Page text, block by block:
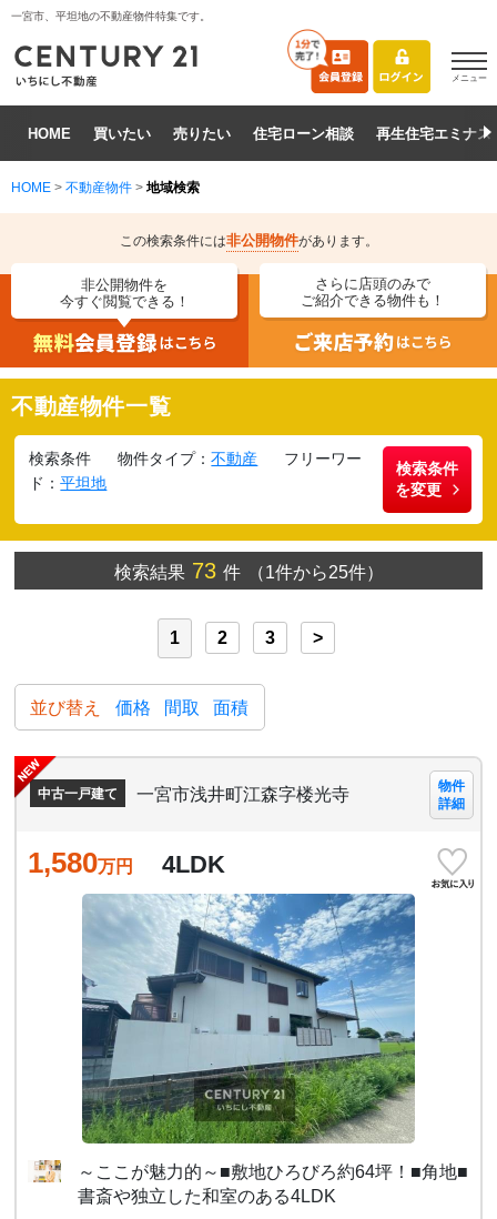
一宮市、平坦地の不動産物件特集です。
メニュー
HOME 買いたい 売りたい 住宅ローン相談 再生住宅エミナス
HOME > 不動産物件 > 地域検索
この検索条件には非公開物件があります。
非公開物件を
今すぐ閲覧できる！
さらに店頭のみで
ご紹介できる物件も！
不動産物件一覧
検索条件 物件タイプ：不動産
フリーワー
ド：平坦地
検索条件
を変更
検索結果73 件 （1件から25件）
1 2 3 >
並び替え 価格 間取 面積
中古一戸建て 一宮市浅井町江森字楼光寺
物件
詳細
1,580万円 4LDK
～ここが魅力的～■敷地ひろびろ約64坪！■角地■
書斎や独立した和室のある4LDK